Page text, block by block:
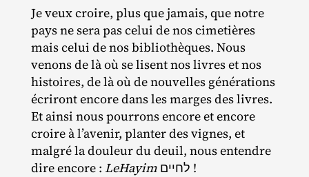
Je veux croire, plus que jamais, que notre
pays ne sera pas celui de nos cimetières
mais celui de nos bibliothèques. Nous
venons de là où se lisent nos livres et nos
histoires, de là où de nouvelles générations
écriront encore dans les marges des livres.
Et ainsi nous pourrons encore et encore
croire à l’avenir, planter des vignes, et
malgré la douleur du deuil, nous entendre
dire encore : LeHayim
לחיים !